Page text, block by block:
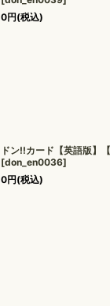
0円(税込)
ドン!!カード【英語版】
[don_en0036]
0円(税込)